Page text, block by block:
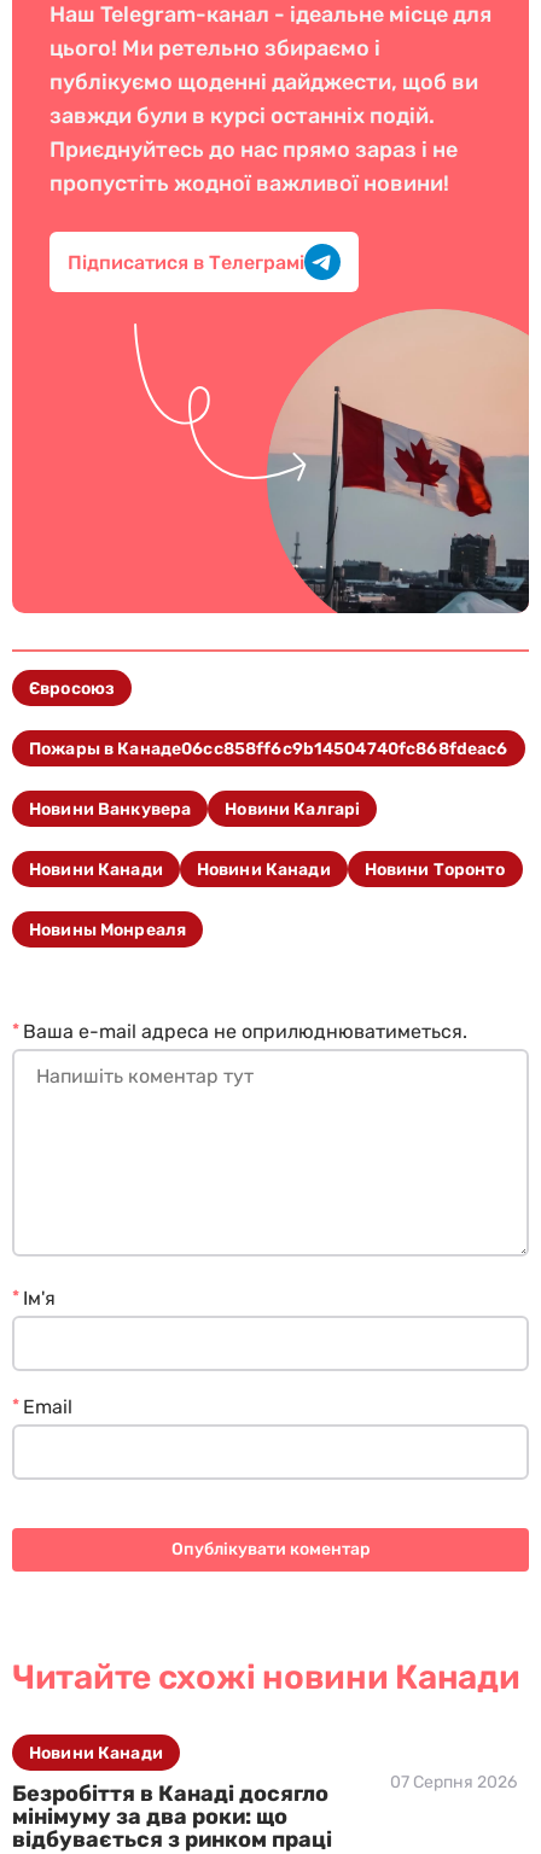
Наш Telegram-канал - ідеальне місце для
цього! Ми ретельно збираємо і
публікуємо щоденні дайджести, щоб ви
завжди були в курсі останніх подій.
Приєднуйтесь до нас прямо зараз і не
пропустіть жодної важливої новини!
Підписатися в Телеграмі
Євросоюз
Пожары в Канаде06cc858ff6c9b14504740fc868fdeac6
Новини Ванкувера Новини Калгарі
Новини Канади Новини Канади Новини Торонто
Новины Монреаля
Ваша e-mail адреса не оприлюднюватиметься.
*
Ім'я
*
Email
*
Читайте схожі новини Канади
Безробіття в Канаді досягло
мінімуму за два роки: що
відбувається з ринком праці
07 Серпня 2026
Новини Канади